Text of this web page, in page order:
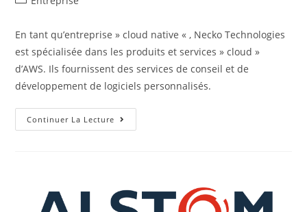
En tant qu’entreprise » cloud native « , Necko Technologies
est spécialisée dans les produits et services » cloud »
d’AWS. Ils fournissent des services de conseil et de
développement de logiciels personnalisés.
Continuer La Lecture